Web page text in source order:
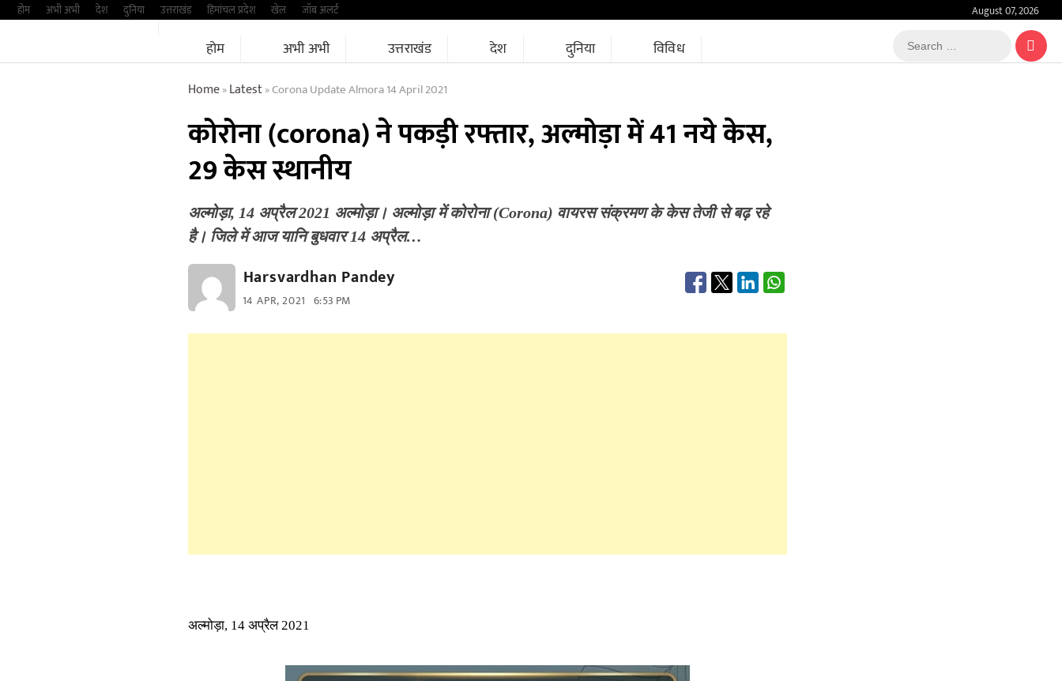
Skipहोम अभी अभी देश दुनिया उत्तराखंड हिमांचल प्रदेश खेल जॉब अलर्ट August 07, 2026
होम अभी अभी उत्तराखंड देश दुनिया विविध
Search
…
Home»Latest»Corona Update Almora 14 April 2021
कोरोना (corona) ने पकड़ी रफ्तार, अल्मोड़ा में 41 नये केस,
29 केस स्थानीय
अल्मोड़ा, 14 अप्रैल 2021 अल्मोड़ा। अल्मोड़ा में कोरोना (Corona) वायरस संक्रमण के केस तेजी से बढ़ रहे
है। जिले में आज यानि बुधवार 14 अप्रैल…
Harsvardhan Pandey
14 APR, 2021 6:53 PM
अल्मोड़ा, 14 अप्रैल 2021